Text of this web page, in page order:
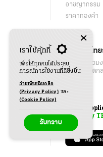
อาชญากรรม
ราคาทองคำ
เกี่ยวกับไท
กิจกรรม ร่วม
เงื่อนไขข้อตก
My
เราใช้คุ้กกี้
เพื่อให้ทุกคนได้ประสบ
การณ์การใช้งานที่ดียิ่งขึ้น
อ่านเพิ่มเติมคลิก
(Privacy Policy) และ
(Cookie Policy)
รับทราบ